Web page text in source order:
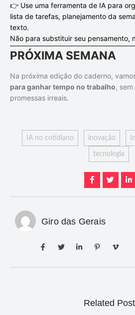
👉 Use uma ferramenta de IA para
lista de tarefas, planejamento da
texto.
Não para substituir seu pensamento,
PRÓXIMA SEMANA
Na próxima edição do caderno,
para ganhar tempo no trabalho,
promessas irreais.
IA no cotidiano inovação
tecnologia
Giro das Gerais
Related